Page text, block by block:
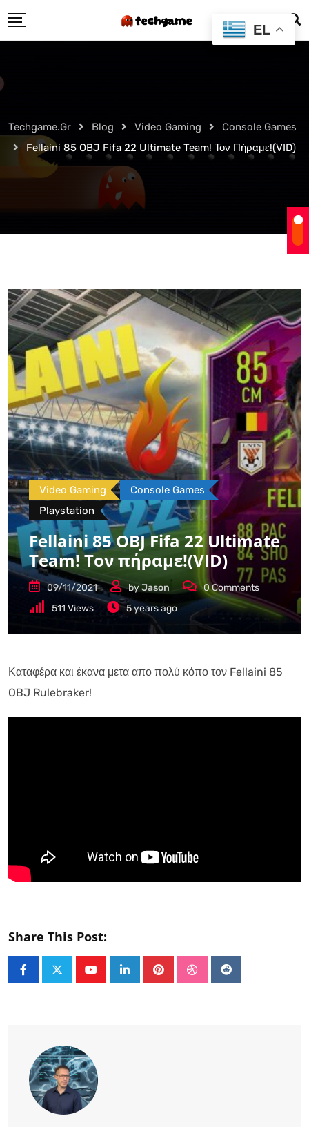
to
Techgame.gr Blog Video Gaming
Console Games
Fellaini 85 OBJ Fifa 22 Ultimate Team! Τον Πήραμε!(VID)
Video Gaming
Console Games
Playstation
Fellaini 85 OBJ Fifa 22 Ultimate
Team! Τον πήραμε!(VID)
09/11/2021 byJason 0Comments
511 Views 5 years ago
Καταφέρα και έκανα μετα απο πολύ κόπο τον Fellaini 85
OBJ Rulebraker!
Share This Post:
YoutubeLinkedInPinterestStumbleUpon
Reddit
EL